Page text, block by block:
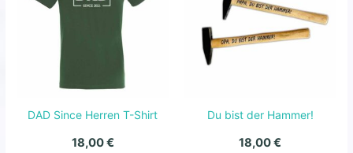
DAD Since Herren T-Shirt
18,00€
Du bist der Hammer!
18,00€